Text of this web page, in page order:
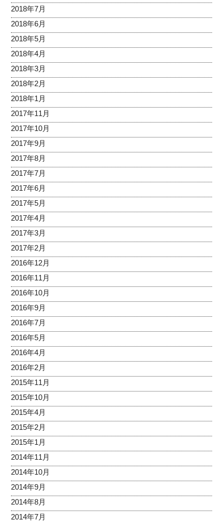
2018年7月
2018年6月
2018年5月
2018年4月
2018年3月
2018年2月
2018年1月
2017年11月
2017年10月
2017年9月
2017年8月
2017年7月
2017年6月
2017年5月
2017年4月
2017年3月
2017年2月
2016年12月
2016年11月
2016年10月
2016年9月
2016年7月
2016年5月
2016年4月
2016年2月
2015年11月
2015年10月
2015年4月
2015年2月
2015年1月
2014年11月
2014年10月
2014年9月
2014年8月
2014年7月